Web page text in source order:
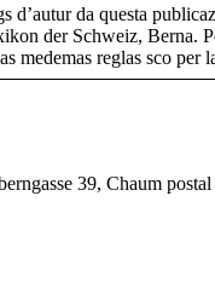
d’autur da questa
der Schweiz, Berna.
medemas reglas sco per
39, Chaum